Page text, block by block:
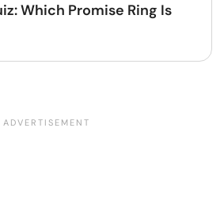
Which Promise Ring Is